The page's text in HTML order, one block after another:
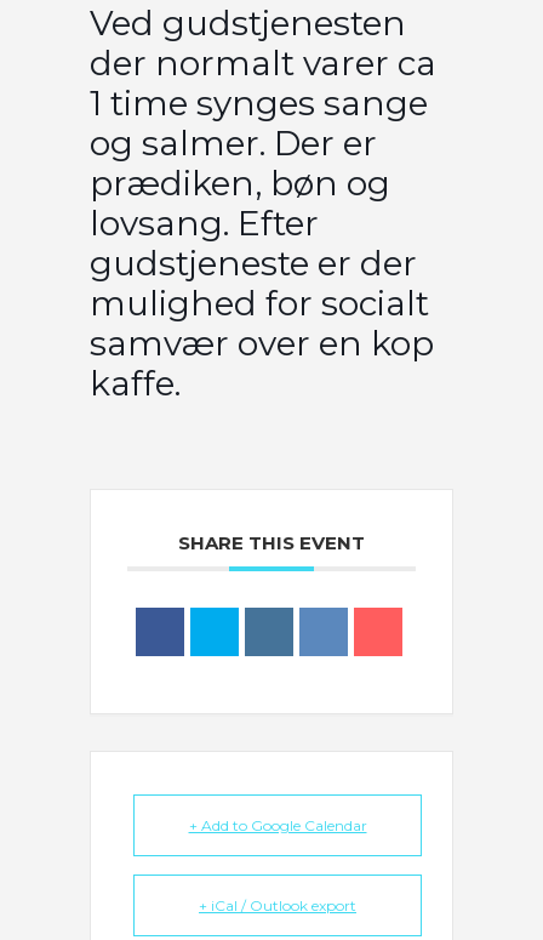
Ved gudstjenesten
der normalt varer ca
1 time synges sange
og salmer. Der er
prædiken, bøn og
lovsang. Efter
gudstjeneste er der
mulighed for socialt
samvær over en kop
kaffe.
SHARE THIS EVENT
+ Add to Google Calendar
+ iCal / Outlook export